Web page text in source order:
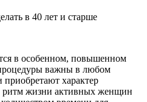
в особенном, повышенном
важны в любом
приобретают характер
ритм жизни активных женщин